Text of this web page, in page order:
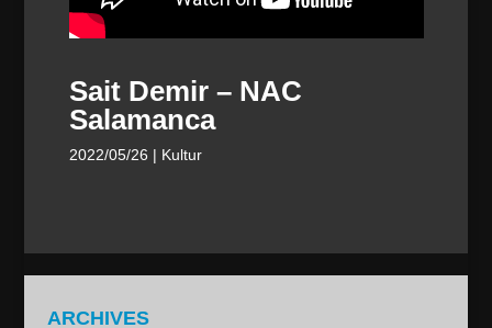
Sait Demir – NAC
Salamanca
2022/05/26 | Kultur
ARCHIVES